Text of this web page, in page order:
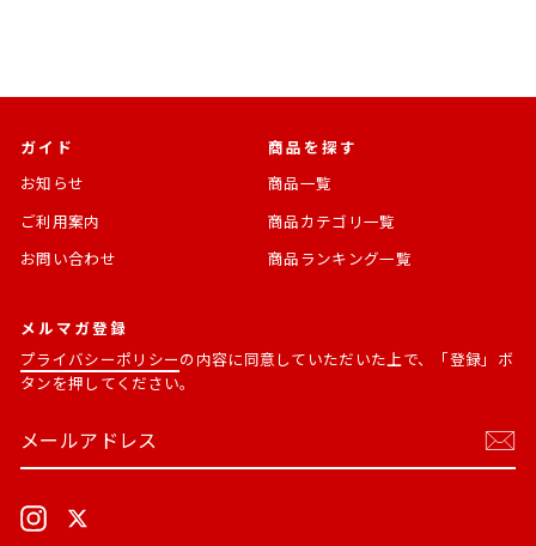
ガイド
お知らせ
ご利用案内
お問い合わせ
商品を探す
商品一覧
商品カテゴリ一覧
商品ランキング一覧
メルマガ登録
プライバシーポリシーの内容に同意していただいた上で、「登録」ボ
タンを押してください。
ー
レ
ス
読
Instagram